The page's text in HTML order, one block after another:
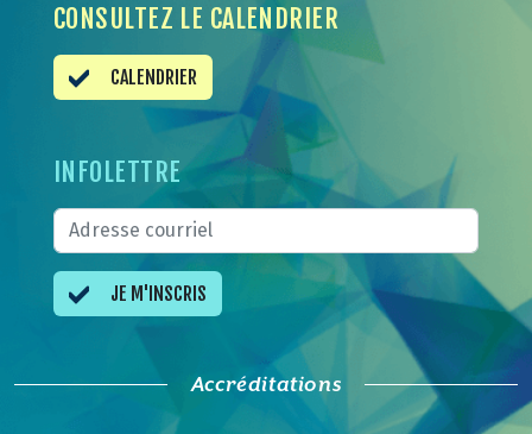
CONSULTEZ LE CALENDRIER
CALENDRIER
INFOLETTRE
JE M'INSCRIS
Accréditations